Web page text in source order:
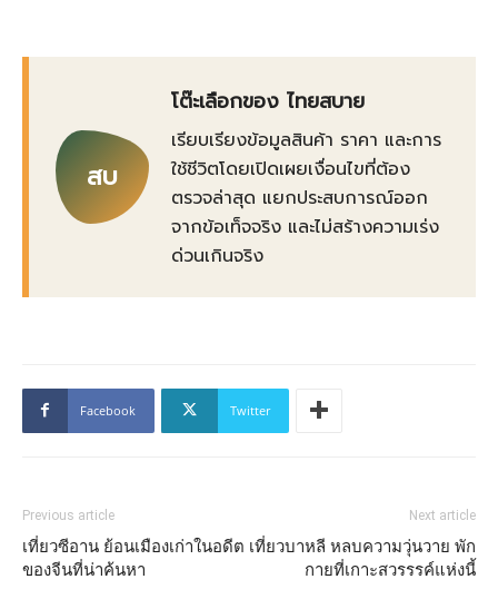
สบ
โต๊ะเลือกของ ไทยสบาย
เรียบเรียงข้อมูลสินค้า ราคา และการ
ใช้ชีวิตโดยเปิดเผยเงื่อนไขที่ต้อง
ตรวจล่าสุด แยกประสบการณ์ออก
จากข้อเท็จจริง และไม่สร้างความเร่ง
ด่วนเกินจริง
Facebook Twitter
Previous article
เที่ยวซีอาน ย้อนเมืองเก่าในอดีต
ของจีนที่น่าค้นหา
Next article
เที่ยวบาหลี หลบความวุ่นวาย พัก
กายที่เกาะสวรรรค์แห่งนี้